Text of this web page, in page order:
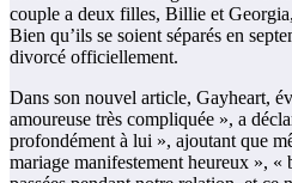
couple a deux filles, Billie et
Bien qu’ils se soient séparés en
divorcé officiellement.
Dans son nouvel article, Gayheart,
amoureuse très compliquée », a
profondément à lui », ajoutant que
mariage manifestement heureux », «